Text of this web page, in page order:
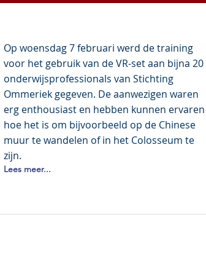
Op woensdag 7 februari werd de training
voor het gebruik van de VR-set aan bijna 20
onderwijsprofessionals van Stichting
Ommeriek gegeven. De aanwezigen waren
erg enthousiast en hebben kunnen ervaren
hoe het is om bijvoorbeeld op de Chinese
muur te wandelen of in het Colosseum te
zijn.
Lees meer...